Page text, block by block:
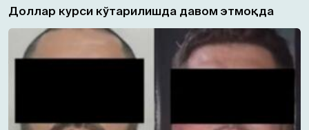
Доллар курси кўтарилишда давом этмоқда